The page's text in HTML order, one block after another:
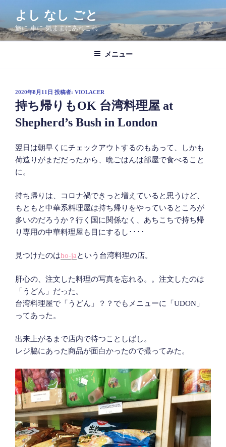
テ
ン
へ
よし なし ごと
旅に 車に 気ままにあれこれ
メニュー
投
稿
日:
2020年8月11日 投稿者: VIOLACER
持ち帰りもOK 台湾料理屋 at
Shepherd’s Bush in London
翌日は朝早くにチェックアウトするのもあって、しかも
荷造りがまだだったから、晩ごはんは部屋で食べること
に。
持ち帰りは、コロナ禍できっと増えていると思うけど、
もともと中華系料理屋は持ち帰りをやっているところが
多いのだろうか？行く国に関係なく、あちこちで持ち帰
り専用の中華料理屋も目にするし････
見つけたのはho-jaという台湾料理の店。
肝心の、注文した料理の写真を忘れる。。注文したのは
「うどん」だった。
台湾料理屋で「うどん」？？でもメニューに「UDON」
ってあった。
出来上がるまで店内で待つことしばし。
レジ脇にあった商品が面白かったので撮ってみた。